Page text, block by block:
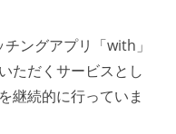
ングアプリ「with」
ただくサービスとし
継続的に行っていま